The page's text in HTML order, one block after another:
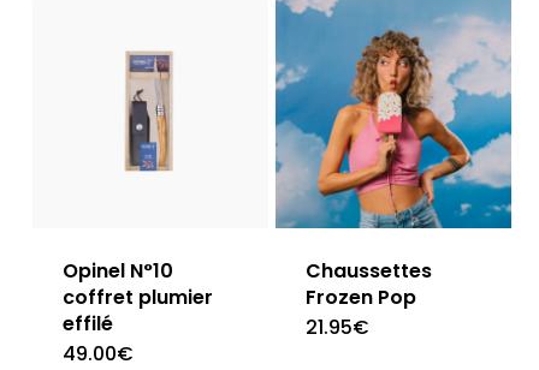
Opinel N°10
coffret plumier
effilé
49.00€
Chaussettes
Frozen Pop
21.95€